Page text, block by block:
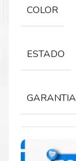
COLOR
ESTADO
GARANTIA